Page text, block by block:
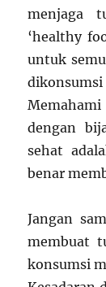
menjaga
‘healthy
untuk
dengan
sehat
benar
Jangan
membuat
konsumsi